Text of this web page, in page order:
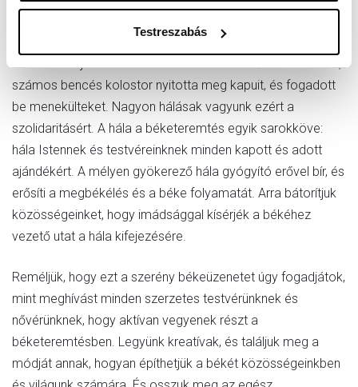
Testreszabás
amely a lelki megújuláshoz vezethet minket.
Amikor Ukrajnában és a Szentföldön elkezdődött a háború,
számos bencés kolostor nyitotta meg kapuit, és fogadott
be menekülteket. Nagyon hálásak vagyunk ezért a
szolidaritásért. A hála a béketeremtés egyik sarokköve:
hála Istennek és testvéreinknek minden kapott és adott
ajándékért. A mélyen gyökerező hála gyógyító erővel bír, és
erősíti a megbékélés és a béke folyamatát. Arra bátorítjuk
közösségeinket, hogy imádsággal kísérjék a békéhez
vezető utat a hála kifejezésére.
Reméljük, hogy ezt a szerény békeüzenetet úgy fogadjátok,
mint meghívást minden szerzetes testvérünknek és
nővérünknek, hogy aktívan vegyenek részt a
béketeremtésben. Legyünk kreatívak, és találjuk meg a
módját annak, hogyan építhetjük a békét közösségeinkben